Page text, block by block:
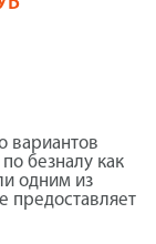
вариантов
безналу как
одним из
предоставляет